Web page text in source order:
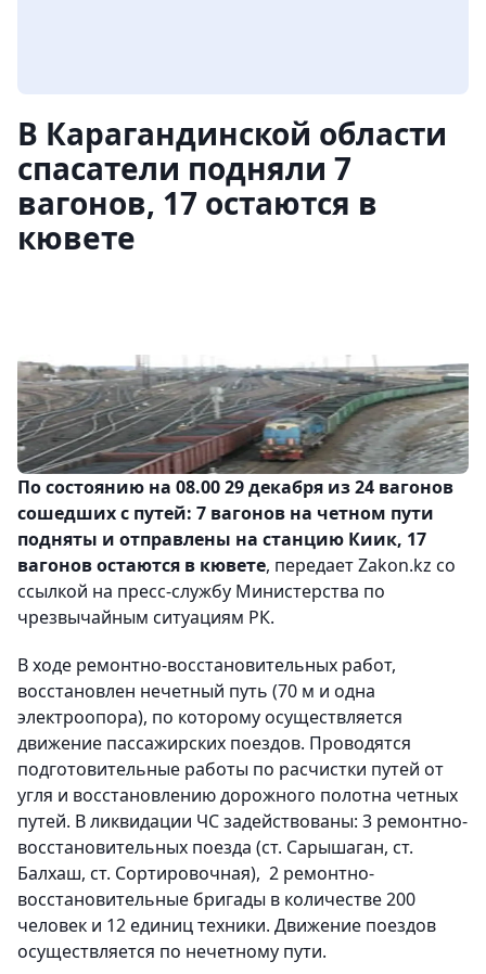
В Карагандинской области
спасатели подняли 7
вагонов, 17 остаются в
кювете
По состоянию на 08.00 29 декабря из 24 вагонов
сошедших с путей: 7 вагонов на четном пути
подняты и отправлены на станцию Киик, 17
вагонов остаются в кювете, передает Zakon.kz со
ссылкой на пресс-службу Министерства по
чрезвычайным ситуациям РК.
В ходе ремонтно-восстановительных работ,
восстановлен нечетный путь (70 м и одна
электроопора), по которому осуществляется
движение пассажирских поездов. Проводятся
подготовительные работы по расчистки путей от
угля и восстановлению дорожного полотна четных
путей. В ликвидации ЧС задействованы: 3 ремонтно-
восстановительных поезда (ст. Сарышаган, ст.
Балхаш, ст. Сортировочная), 2 ремонтно-
восстановительные бригады в количестве 200
человек и 12 единиц техники. Движение поездов
осуществляется по нечетному пути.